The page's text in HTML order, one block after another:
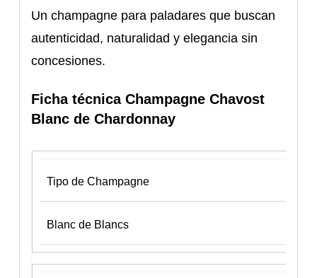
Un champagne para paladares que buscan
autenticidad, naturalidad y elegancia sin
concesiones.
Ficha técnica Champagne Chavost
Blanc de Chardonnay
Tipo de Champagne
Blanc de Blancs